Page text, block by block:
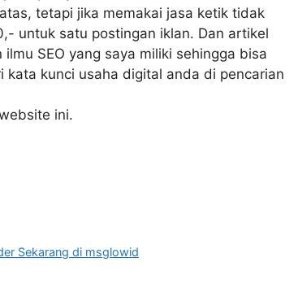
tetapi jika memakai jasa ketik tidak
untuk satu postingan iklan. Dan artikel
SEO yang saya miliki sehingga bisa
kunci usaha digital anda di pencarian
ini.
Sekarang di msglowid